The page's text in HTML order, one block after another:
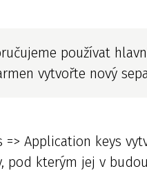
používat
vytvořte nový
=> Application keys
pod kterým jej v